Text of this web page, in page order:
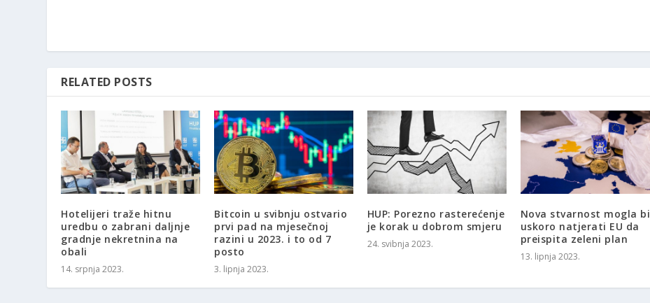
RELATED POSTS
Hotelijeri traže hitnu
uredbu o zabrani daljnje
gradnje nekretnina na
obali
14. srpnja 2023.
Bitcoin u svibnju ostvario
prvi pad na mjesečnoj
razini u 2023. i to od 7
posto
3. lipnja 2023.
HUP: Porezno rasterećenje
je korak u dobrom smjeru
24. svibnja 2023.
Nova stvarnost mogla bi
uskoro natjerati EU da
preispita zeleni plan
13. lipnja 2023.